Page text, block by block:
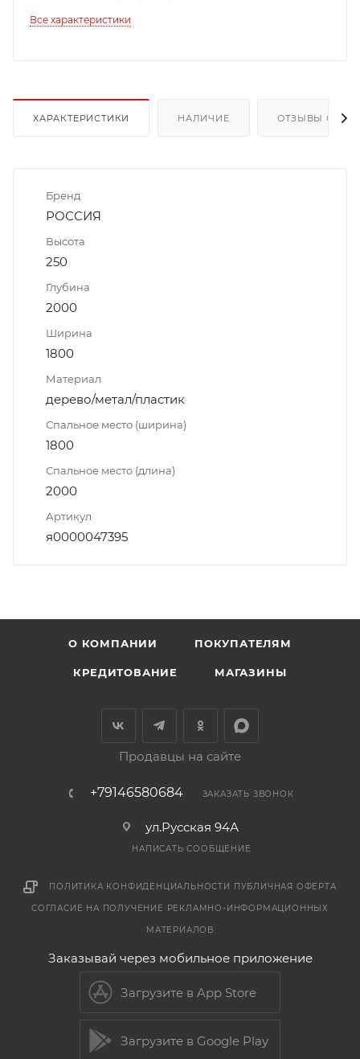
Все характеристики
ХАРАКТЕРИСТИКИ НАЛИЧИЕ ОТЗЫВЫ О
Бренд
РОССИЯ
Высота
250
Глубина
2000
Ширина
1800
Материал
дерево/метал/пластик
Спальное место (ширина)
1800
Спальное место (длина)
2000
Артикул
я0000047395
О КОМПАНИИ ПОКУПАТЕЛЯМ
КРЕДИТОВАНИЕ МАГАЗИНЫ
Продавцы на сайте
+79146580684 ЗАКАЗАТЬ ЗВОНОК
ул.Русская 94А
НАПИСАТЬ СООБЩЕНИЕ
ПОЛИТИКА КОНФИДЕНЦИАЛЬНОСТИ ПУБЛИЧНАЯ ОФЕРТА
СОГЛАСИЕ НА ПОЛУЧЕНИЕ РЕКЛАМНО-ИНФОРМАЦИОННЫХ
МАТЕРИАЛОВ
Заказывай через мобильное приложение
Загрузите в App Store
Загрузите в Google Play